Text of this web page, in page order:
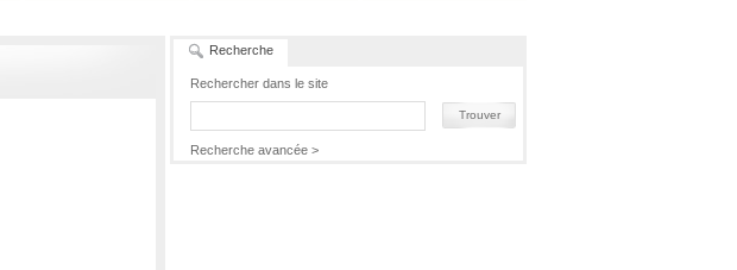
Recherche
Rechercher dans le site
Trouver
Recherche avancée >
Pratique